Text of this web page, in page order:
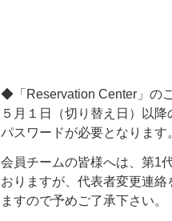
◆「Reservation Center」の
５月１日（切り替え日）以
パスワードが必要となります
会員チームの皆様へは、第1
おりますが、代表者変更連
ますので予めご了承下さい。